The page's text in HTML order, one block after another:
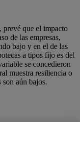
prevé que el impacto
de las empresas,
bajo y en el de las
a tipos fijo es del
se concedieron
muestra resiliencia o
son aún bajos.
así como para
su instalación y